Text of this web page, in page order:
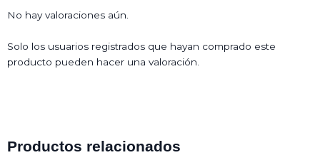
No hay valoraciones aún.
Solo los usuarios registrados que hayan comprado este
producto pueden hacer una valoración.
Productos relacionados